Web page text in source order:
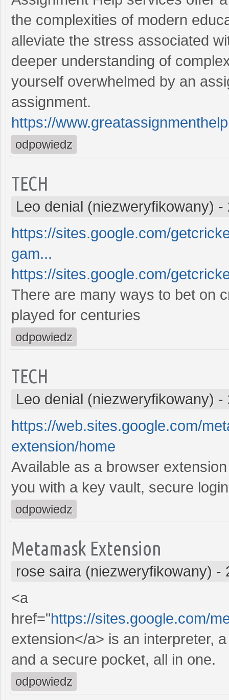
the complexities of modern
alleviate the stress associated
deeper understanding of
yourself overwhelmed by an
assignment.
https://
odpowiedz
TECH
Leo denial (niezweryfikowany) -
https://sites.google.com/
gam...
https://sites.google.com/
There are many ways to bet on
played for centuries
odpowiedz
TECH
Leo denial (niezweryfikowany) -
https://web.sites.google.com/
extension/home
Available as a browser
you with a key vault, secure
odpowiedz
Metamask Extension
rose saira (niezweryfikowany) -
<a
href="https://sites.google.com/
extension</a> is an interpreter,
and a secure pocket, all in one.
odpowiedz